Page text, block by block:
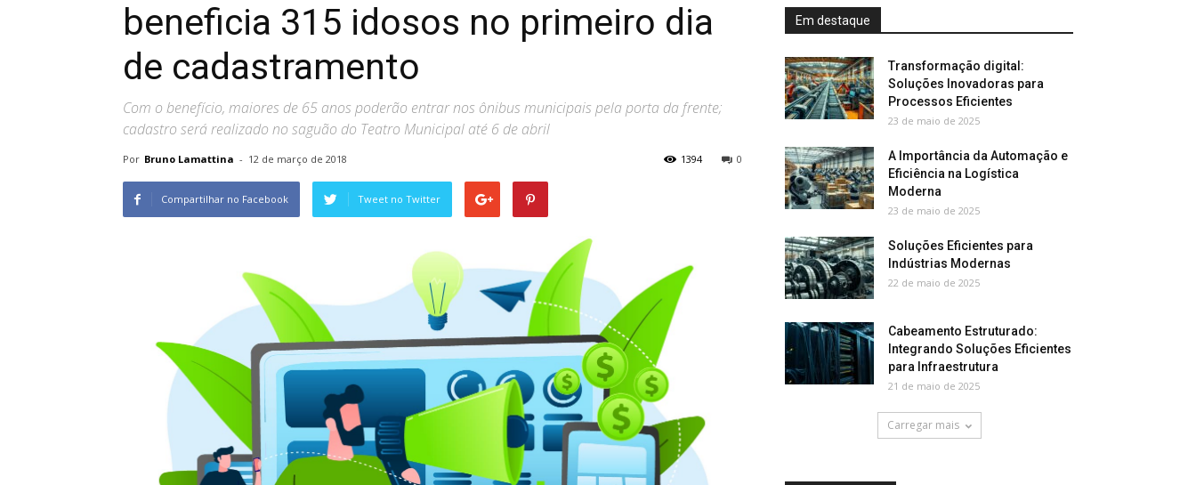
beneficia 315 idosos no primeiro dia
de cadastramento
Com o benefício, maiores de 65 anos poderão entrar nos ônibus municipais pela porta da frente;
cadastro será realizado no saguão do Teatro Municipal até 6 de abril
Por Bruno Lamattina - 12 de março de 2018 0
1394
Compartilhar no Facebook Tweet no Twitter
Em destaque
Transformação digital:
Soluções Inovadoras para
Processos Eficientes
23 de maio de 2025
A Importância da Automação e
Eficiência na Logística
Moderna
23 de maio de 2025
Soluções Eficientes para
Indústrias Modernas
22 de maio de 2025
Cabeamento Estruturado:
Integrando Soluções Eficientes
para Infraestrutura
21 de maio de 2025
Carregar mais